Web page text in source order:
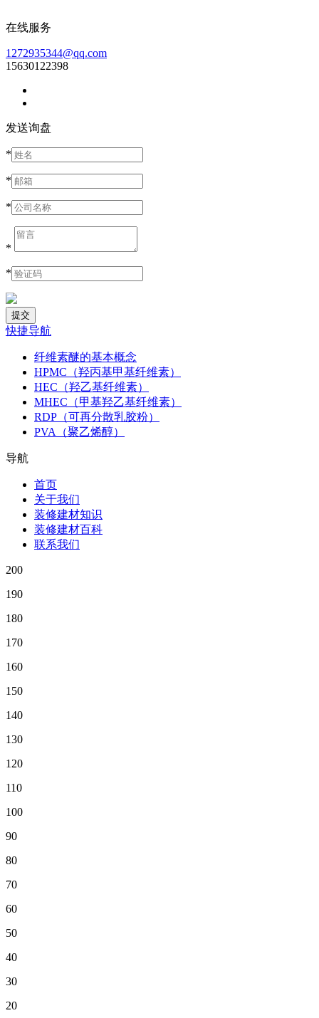
在线服务
1272935344@qq.com
15630122398
发送询盘
*
*
*
*
*
快捷导航
纤维素醚的基本概念
HPMC（羟丙基甲基纤维素）
HEC（羟乙基纤维素）
MHEC（甲基羟乙基纤维素）
RDP（可再分散乳胶粉）
PVA（聚乙烯醇）
导航
首页
关于我们
装修建材知识
装修建材百科
联系我们
200
190
180
170
160
150
140
130
120
110
100
90
80
70
60
50
40
30
20